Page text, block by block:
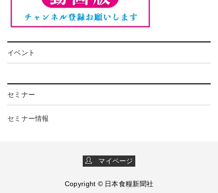
イベント
セミナー
セミナー情報
マイページ
Copyright © 日本食糧新聞社